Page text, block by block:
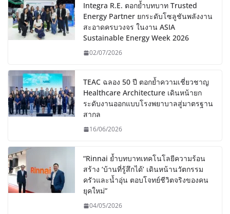
Integra R.E. ตอกย้ำบทบาท Trusted
Energy Partner ยกระดับโซลูชันพลังงาน
สะอาดครบวงจร ในงาน ASIA
Sustainable Energy Week 2026
02/07/2026
TEAC ฉลอง 50 ปี ตอกย้ำความเชี่ยวชาญ
Healthcare Architecture เดินหน้ายก
ระดับงานออกแบบโรงพยาบาลสู่มาตรฐาน
สากล
16/06/2026
“Rinnai ย้ำบทบาทเทคโนโลยีความร้อน
สร้าง ‘บ้านที่รู้สึกได้’ เดินหน้านวัตกรรม
ครัวและน้ำอุ่น ตอบโจทย์ชีวิตจริงของคน
ยุคใหม่”
04/05/2026